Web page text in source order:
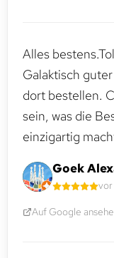
Alles
Galaktisch
dort bestellen.
sein, was die
einzigartig
Goek
Auf Google